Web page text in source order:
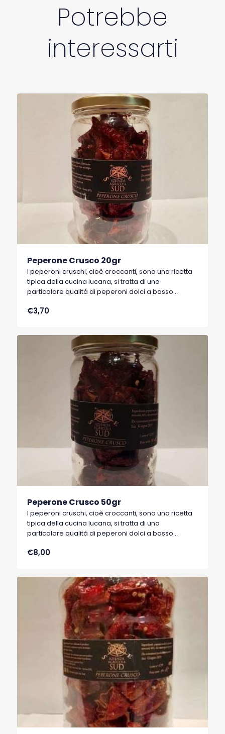
Potrebbe
interessarti
Peperone Crusco 20gr
I peperoni cruschi, cioè croccanti, sono una ricetta
tipica della cucina lucana, si tratta di una
particolare qualità di peperoni dolci a basso
Basilicata, che hanno ottenuto nel 1996 il marchio
€3,70
Peperone Crusco 50gr
I peperoni cruschi, cioè croccanti, sono una ricetta
tipica della cucina lucana, si tratta di una
particolare qualità di peperoni dolci a basso
Basilicata, che hanno ottenuto nel 1996 il marchio
€8,00